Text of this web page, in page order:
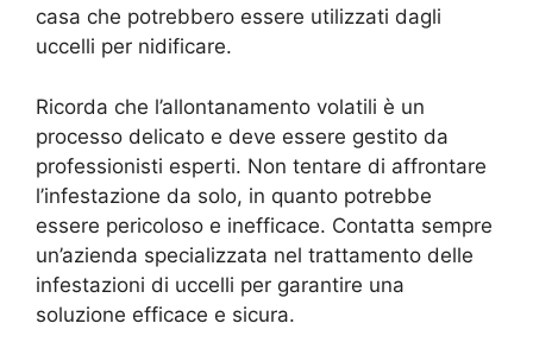
casa che potrebbero essere utilizzati dagli
uccelli per nidificare.
Ricorda che l’allontanamento volatili è un
processo delicato e deve essere gestito da
professionisti esperti. Non tentare di affrontare
l’infestazione da solo, in quanto potrebbe
essere pericoloso e inefficace. Contatta sempre
un’azienda specializzata nel trattamento delle
infestazioni di uccelli per garantire una
soluzione efficace e sicura.